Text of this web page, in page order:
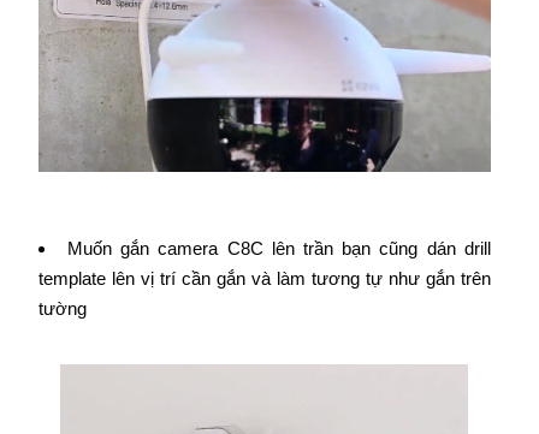
Muốn gắn camera C8C lên trần bạn cũng dán drill
template lên vị trí cần gắn và làm tương tự như gắn trên
tường